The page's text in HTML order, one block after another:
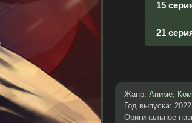
15
21
Жанр: Аниме,
Год выпуска: 2022
Оригинальное